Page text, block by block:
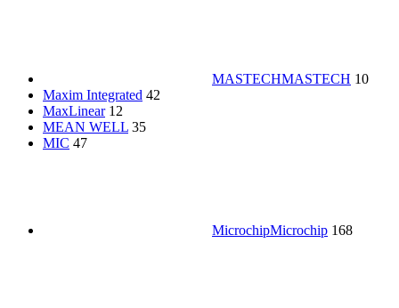
MASTECHMASTECH 10
Maxim Integrated 42
MaxLinear 12
MEAN WELL 35
MIC 47
MicrochipMicrochip 168